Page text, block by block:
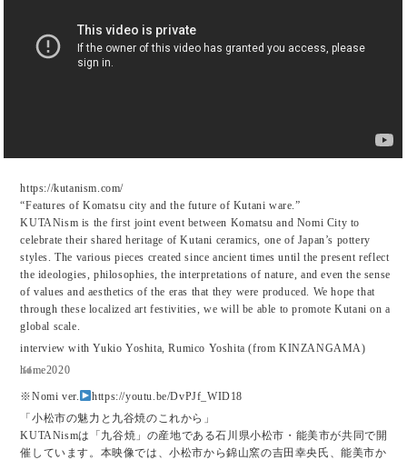
https://kutanism.com/
“Features of Komatsu city and the future of Kutani ware.”
KUTANism is the first joint event between Komatsu and Nomi City to
celebrate their shared heritage of Kutani ceramics, one of Japan’s pottery
styles. The various pieces created since ancient times until the present reflect
the ideologies, philosophies, the interpretations of nature, and even the sense
of values and aesthetics of the eras that they were produced. We hope that
through these localized art festivities, we will be able to promote Kutani on a
global scale.
interview with Yukio Yoshita, Rumico Yoshita (from KINZANGAMA)
home2020
※Nomi ver.
https://youtu.be/DvPJf_WID18
「小松市の魅力と九谷焼のこれから」
KUTANismは「九谷焼」の産地である石川県小松市・能美市が共同で開
催しています。本映像では、小松市から錦山窯の吉田幸央氏、能美市か